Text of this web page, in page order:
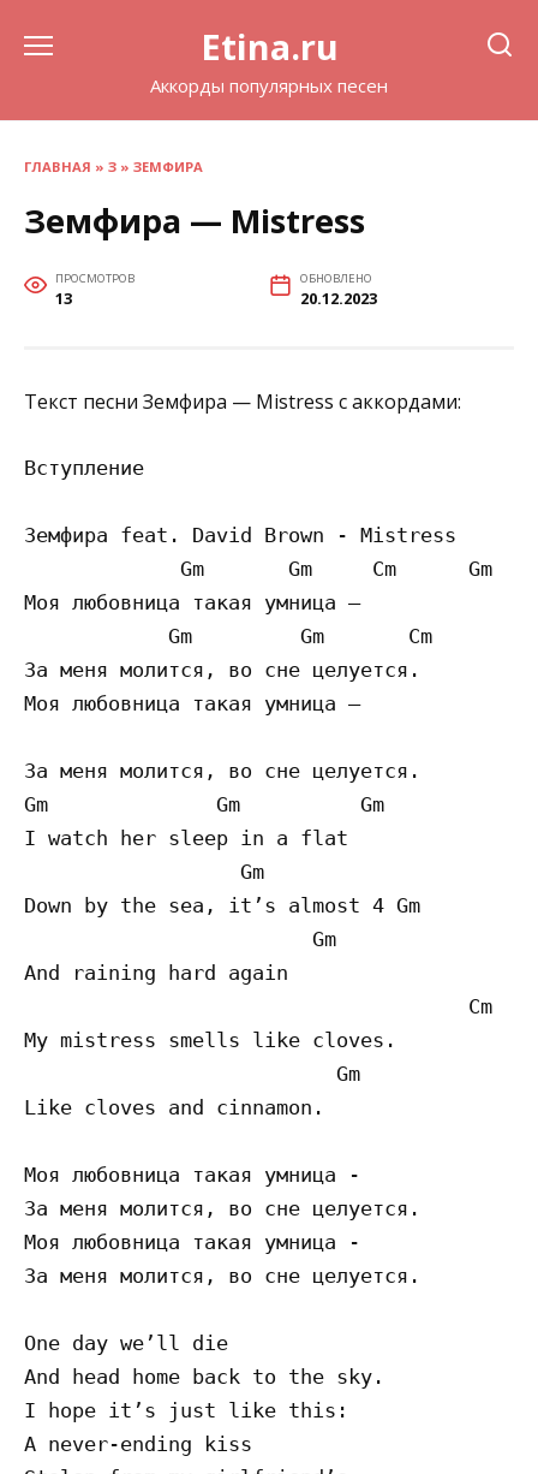
Etina.ru
Аккорды популярных песен
ГЛАВНАЯ » З » ЗЕМФИРА
Земфира — Mistress
ПРОСМОТРОВ
13
ОБНОВЛЕНО
20.12.2023
Текст песни Земфира — Mistress с аккордами:
Вступление
Земфира feat. David Brown - Mistress
             Gm       Gm     Cm      Gm
Моя любовница такая умница –
Gm         Gm       Cm
За меня молится, во сне целуется.
Моя любовница такая умница –
За меня молится, во сне целуется.
Gm              Gm          Gm
I watch her sleep in a flat
Gm
Down by the sea, it’s almost 4 Gm
                        Gm
And raining hard again
                                     Cm
My mistress smells like cloves.
                          Gm
Like cloves and cinnamon.
Моя любовница такая умница -
За меня молится, во сне целуется.
Моя любовница такая умница -
За меня молится, во сне целуется.
One day we’ll die
And head home back to the sky.
I hope it’s just like this:
A never-ending kiss